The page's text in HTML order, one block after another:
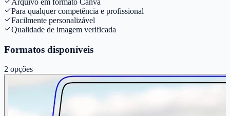
Para qualquer competência e profissional
Facilmente personalizável
Qualidade de imagem verificada
Formatos disponíveis
2 opções